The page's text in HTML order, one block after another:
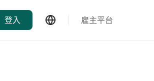
登入 雇主平台